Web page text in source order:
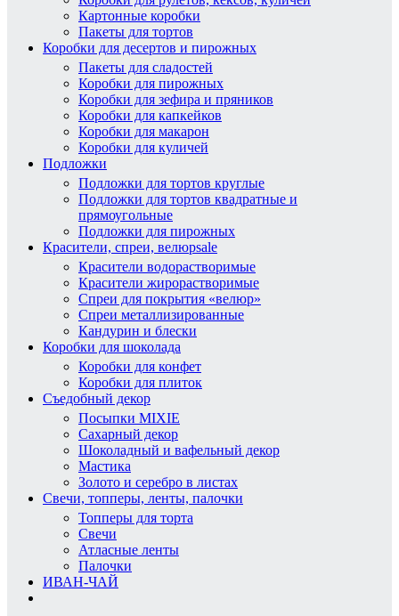
Картонные коробки
Пакеты для тортов
Коробки для десертов и пирожных
Пакеты для сладостей
Коробки для пирожных
Коробки для зефира и пряников
Коробки для капкейков
Коробки для макарон
Коробки для куличей
Подложки
Подложки для тортов круглые
Подложки для тортов квадратные и
прямоугольные
Подложки для пирожных
Красители, спреи, велюрsale
Красители водорастворимые
Красители жирорастворимые
Спреи для покрытия «велюр»
Спреи металлизированные
Кандурин и блески
Коробки для шоколада
Коробки для конфет
Коробки для плиток
Съедобный декор
Посыпки MIXIE
Сахарный декор
Шоколадный и вафельный декор
Мастика
Золото и серебро в листах
Свечи, топперы, ленты, палочки
Топперы для торта
Свечи
Атласные ленты
Палочки
ИВАН-ЧАЙ